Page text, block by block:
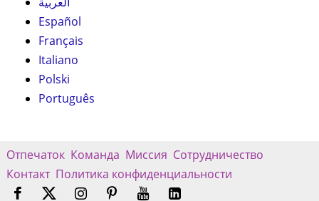
Español
Français
Italiano
Polski
Português
Отпечаток Команда Миссия Сотрудничество
Контакт Политика конфиденциальности